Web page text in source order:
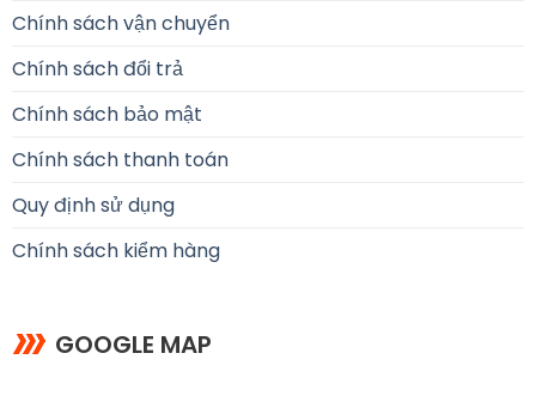
Chính sách vận chuyển
Chính sách đổi trả
Chính sách bảo mật
Chính sách thanh toán
Quy định sử dụng
Chính sách kiểm hàng
GOOGLE MAP